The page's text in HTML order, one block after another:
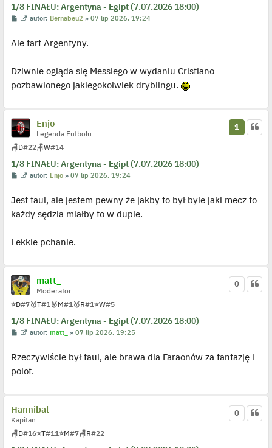
c
z
o
s
1/8 FINAŁU: Argentyna - Egipt (7.07.2026 18:00)
P
t
W
w
i
l
o
d
y
n
c
z
y
p
o
s
autor: Bernabeu2 »07 lip 2026, 19:24
Ale fart Argentyny.
Dziwnie ogląda się Messiego w wydaniu Cristiano
pozbawionego jakiegokolwiek dryblingu.
Enjo
Legenda Futbolu
🪑D#22🪑W#14
1/8 FINAŁU: Argentyna - Egipt (7.07.2026 18:00)
1
P
t
W
w
e
p
o
d
y
n
c
z
y
p
o
s
autor: Enjo »07 lip 2026, 19:24
Jest faul, ale jestem pewny że jakby to był byle jaki mecz to
każdy sędzia miałby to w dupie.
Lekkie pchanie.
matt_
Moderator
⭐D#7🥇T#1🥇M#1🥇R#1⭐W#5
1/8 FINAŁU: Argentyna - Egipt (7.07.2026 18:00)
0
P
t
W
w
e
p
j
e
y
autor:matt_ »07 lip 2026, 19:25
Rzeczywiście był faul, ale brawa dla Faraonów za fantazję i
polot.
Hannibal
Kapitan
🪑D#16⭐T#11⭐M#7🪑R#22
0